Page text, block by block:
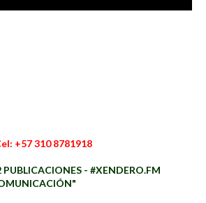
+57 310 8781918
- #XENDERO.FM